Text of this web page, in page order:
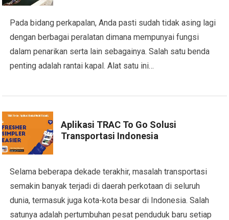
Pada bidang perkapalan, Anda pasti sudah tidak asing lagi
dengan berbagai peralatan dimana mempunyai fungsi
dalam penarikan serta lain sebagainya. Salah satu benda
penting adalah rantai kapal. Alat satu ini…
Aplikasi TRAC To Go Solusi
Transportasi Indonesia
Selama beberapa dekade terakhir, masalah transportasi
semakin banyak terjadi di daerah perkotaan di seluruh
dunia, termasuk juga kota-kota besar di Indonesia. Salah
satunya adalah pertumbuhan pesat penduduk baru setiap